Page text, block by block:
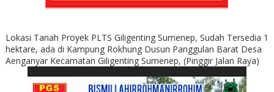
Lokasi Tanah Proyek PLTS Giligenting Sumenep, Sudah Tersedia 1
hektare, ada di Kampung Rokhung Dusun Panggulan Barat Desa
Aenganyar Kecamatan Giligenting Sumenep, (Pinggir Jalan Raya)